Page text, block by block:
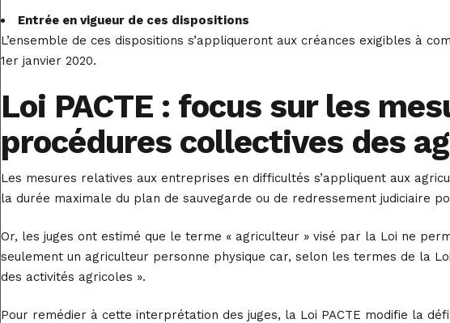
Entrée en vigueur de ces dispositions
L’ensemble de ces dispositions s’appliqueront aux créances exigibles à
1er janvier 2020.
Loi PACTE : focus sur les
procédures collectives des
Les mesures relatives aux entreprises en difficultés s’appliquent aux
la durée maximale du plan de sauvegarde ou de redressement judiciaire
Or, les juges ont estimé que le terme « agriculteur » visé par la Loi ne
seulement un agriculteur personne physique car, selon les termes de la
des activités agricoles ».
Pour remédier à cette interprétation des juges, la Loi PACTE modifie la